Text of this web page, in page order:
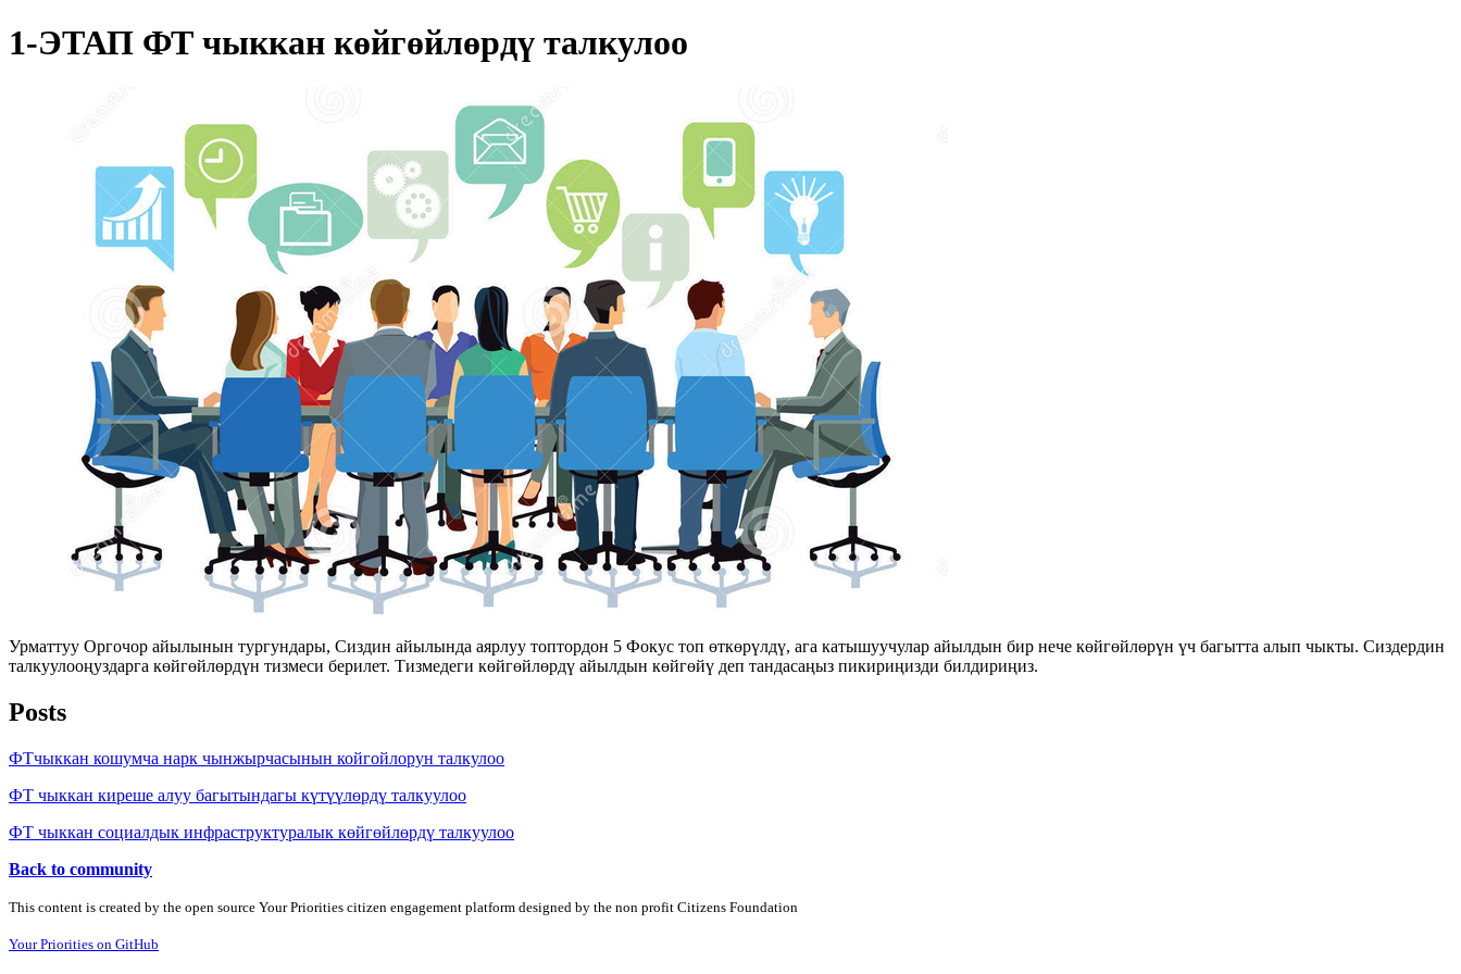
1-ЭТАП ФТ чыккан көйгөйлөрдү талкулоо
Урматтуу Оргочор айылынын тургундары, Сиздин айылында аярлуу топтордон 5 Фокус топ өткөрүлдү, ага катышуучулар айылдын бир нече көйгөйлөрүн үч багытта алып чыкты. Сиздердин
талкуулооңуздарга көйгөйлөрдүн тизмеси берилет. Тизмедеги көйгөйлөрдү айылдын көйгөйү деп тандасаңыз пикириңизди билдириңиз.
Posts
ФТчыккан кошумча нарк чынжырчасынын койгойлорун талкулоо
ФТ чыккан киреше алуу багытындагы күтүүлөрдү талкуулоо
ФТ чыккан социалдык инфраструктуралык көйгөйлөрдү талкуулоо
Back to community
This content is created by the open source Your Priorities citizen engagement platform designed by the non profit Citizens Foundation
Your Priorities on GitHub